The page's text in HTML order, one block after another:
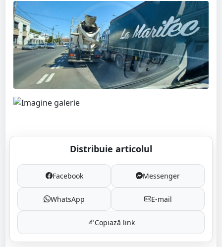
Distribuie articolul
Facebook Messenger
WhatsApp E-mail
Copiază link